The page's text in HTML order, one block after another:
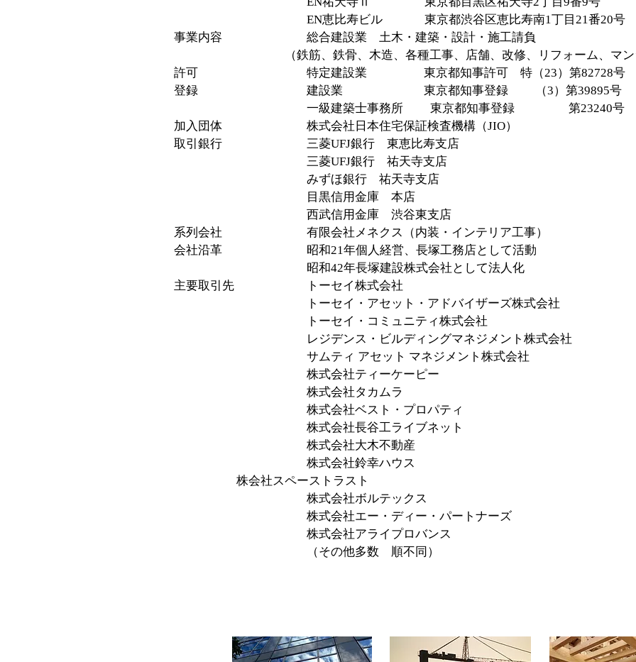
EN恵比寿ビル 東京都渋谷区恵比寿南1丁目21番20号
事業内容 総合建設業 土木・建築・設計・施工請負
（鉄筋、鉄骨、木造、各種工事、店舗、改修、リフォーム、マンシ
許可 特定建設業 東京都知事許可 特（23）第82728号
登録 建設業 東京都知事登録 （3）第39895号
一級建築士事務所 東京都知事登録 第23240号
加入団体 株式会社日本住宅保証検査機構（JIO）
取引銀行 三菱UFJ銀行 東恵比寿支店
三菱UFJ銀行 祐天寺支店
みずほ銀行 祐天寺支店
目黒信用金庫 本店
西武信用金庫 渋谷東支店
系列会社 有限会社メネクス（内装・インテリア工事）
会社沿革 昭和21年個人経営、長塚工務店として活動
昭和42年長塚建設株式会社として法人化
主要取引先 トーセイ株式会社
トーセイ・アセット・アドバイザーズ株式会社
トーセイ・コミュニティ株式会社
レジデンス・ビルディングマネジメント株式会社
サムティ アセット マネジメント株式会社
株式会社ティーケーピー
株式会社タカムラ
株式会社ベスト・プロパティ
株式会社長谷工ライブネット
株式会社大木不動産
株式会社鈴幸ハウス
株会社スペーストラスト
株式会社ボルテックス
株式会社エー・ディー・パートナーズ
​ 株式会社アライプロバンス
（その他多数 順不同）